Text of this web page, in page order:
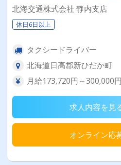
と評判のタクシー会社
北海交通株式会社 静内支店
休日6日以上
タクシードライバー
北海道日高郡新ひだか町
月給173,720円～300,000
求人内容を見
オンライン応